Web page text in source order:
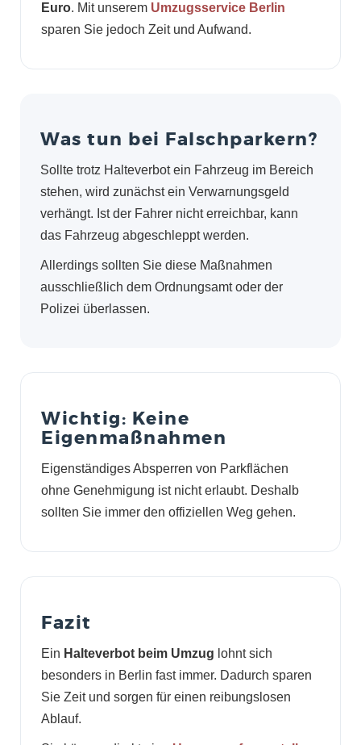
Euro. Mit unserem Umzugsservice Berlin
sparen Sie jedoch Zeit und Aufwand.
Was tun bei Falschparkern?
Sollte trotz Halteverbot ein Fahrzeug im Bereich
stehen, wird zunächst ein Verwarnungsgeld
verhängt. Ist der Fahrer nicht erreichbar, kann
das Fahrzeug abgeschleppt werden.
Allerdings sollten Sie diese Maßnahmen
ausschließlich dem Ordnungsamt oder der
Polizei überlassen.
Wichtig: Keine
Eigenmaßnahmen
Eigenständiges Absperren von Parkflächen
ohne Genehmigung ist nicht erlaubt. Deshalb
sollten Sie immer den offiziellen Weg gehen.
Fazit
Ein Halteverbot beim Umzug lohnt sich
besonders in Berlin fast immer. Dadurch sparen
Sie Zeit und sorgen für einen reibungslosen
Ablauf.